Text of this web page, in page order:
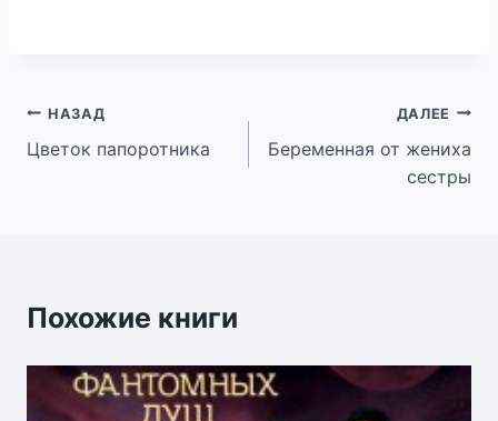
Навигация
по
НАЗАД
Цветок папоротника
ДАЛЕЕ
Беременная от жениха
сестры
Похожие книги